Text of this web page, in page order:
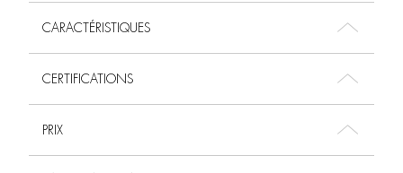
CARACTÉRISTIQUES
CERTIFICATIONS
PRIX